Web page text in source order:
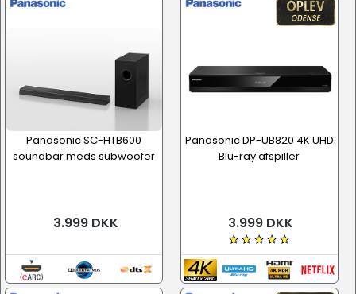
Panasonic SC-HTB600
soundbar meds subwoofer
3.999 DKK
Panasonic DP-UB820 4K UHD
Blu-ray afspiller
3.999 DKK